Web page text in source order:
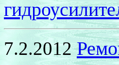
7.2.2012